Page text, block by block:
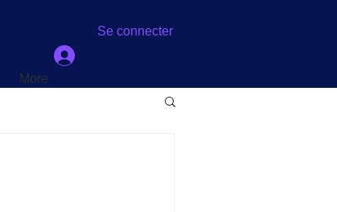
More
Se connecter